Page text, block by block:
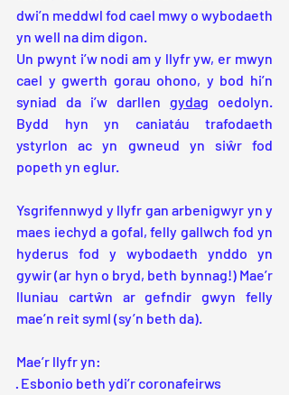
dwi’n meddwl fod cael mwy o wybodaeth
yn well na dim digon.
Un pwynt i’w nodi am y llyfr yw, er mwyn
cael y gwerth gorau ohono, y bod hi’n
syniad da i’w darllen gydag oedolyn.
Bydd hyn yn caniatáu trafodaeth
ystyrlon ac yn gwneud yn siŵr fod
popeth yn eglur.
Ysgrifennwyd y llyfr gan arbenigwyr yn y
maes iechyd a gofal, felly gallwch fod yn
hyderus fod y wybodaeth ynddo yn
gywir (ar hyn o bryd, beth bynnag!) Mae’r
lluniau cartŵn ar gefndir gwyn felly
mae’n reit syml (sy’n beth da).
Mae’r llyfr yn:
· Esbonio beth ydi’r coronafeirws